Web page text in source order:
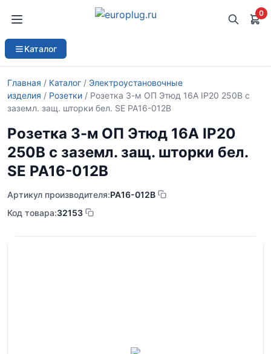
0
Каталог
Главная / Каталог / Электроустановочные
изделия / Розетки / Розетка 3-м ОП Этюд 16А IP20 250В с
заземл. защ. шторки бел. SE PA16-012B
Розетка 3-м ОП Этюд 16А IP20
250В с заземл. защ. шторки бел.
SE PA16-012B
Артикул производителя:PA16-012B
Код товара:32153